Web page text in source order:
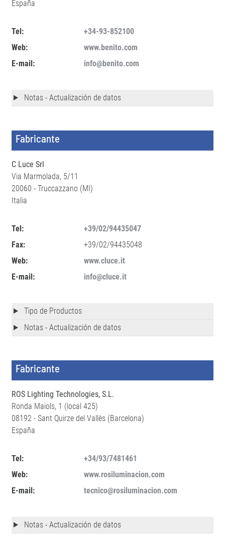
España
Tel:
+34-93-852100
Web:
www.benito.com
E-mail:
info@benito.com
Notas - Actualización de datos
Fabricante
C Luce Srl
Via Marmolada, 5/11
20060 - Truccazzano (MI)
Italia
Tel:
+39/02/94435047
Fax:
+39/02/94435048
Web:
www.cluce.it
E-mail:
info@cluce.it
Tipo de Productos
Notas - Actualización de datos
Fabricante
ROS Lighting Technologies, S.L.
Ronda Maiols, 1 (local 425)
08192 - Sant Quirze del Vallès (Barcelona)
España
Tel:
+34/93/7481461
Web:
www.rosiluminacion.com
E-mail:
tecnico@rosiluminacion.com
Notas - Actualización de datos